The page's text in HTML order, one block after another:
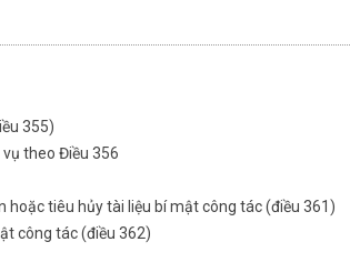
355)
theo Điều 356
tiêu hủy tài liệu bí mật công tác (điều 361)
công tác (điều 362)